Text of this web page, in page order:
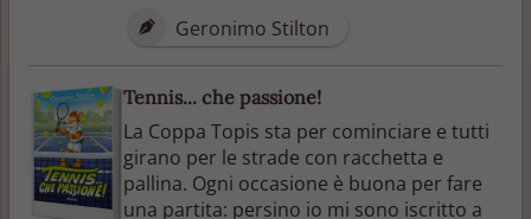
Geronimo Stilton
Tennis... che passione!
La Coppa Topis sta per cominciare e tutti
girano per le strade con racchetta e
pallina. Ogni occasione è buona per fare
una partita: persino io mi sono iscritto a